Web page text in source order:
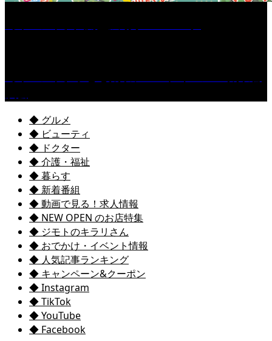
◆ グルメ
◆ ビューティ
◆ ドクター
◆ 介護・福祉
◆ 暮らす
◆ 新着番組
◆ 動画で見る！求人情報
◆ NEW OPEN のお店特集
◆ ジモトのキラリさん
◆ おでかけ・イベント情報
◆ 人気記事ランキング
◆ キャンペーン&クーポン
◆ Instagram
◆ TikTok
◆ YouTube
◆ Facebook